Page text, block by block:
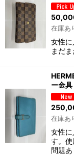
在庫あ
女性に
まだ
ー金
在庫あ
女性
す。
問題あ